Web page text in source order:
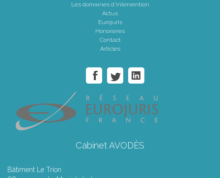
Les domaines d'intervention
Actus
Eurojuris
Honoraires
Contact
Articles
Cabinet AVODÈS
Bâtiment Le Trion